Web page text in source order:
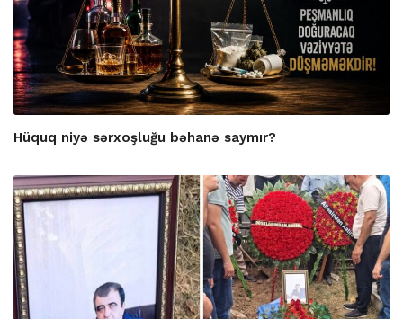
Hüquq niyə sərxoşluğu bəhanə saymır?